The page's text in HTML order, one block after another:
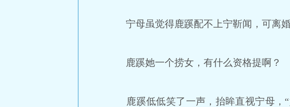
宁母虽觉得鹿蹊配不上宁靳闻，可离
鹿蹊她一个捞女，有什么资格提啊？
鹿蹊低低笑了一声，抬眸直视宁母，